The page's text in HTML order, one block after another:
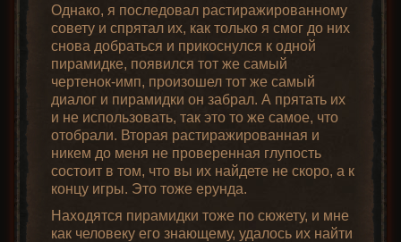
Однако, я последовал растиражированному
совету и спрятал их, как только я смог до них
снова добраться и прикоснулся к одной
пирамидке, появился тот же самый
чертенок-имп, произошел тот же самый
диалог и пирамидки он забрал. А прятать их
и не использовать, так это то же самое, что
отобрали. Вторая растиражированная и
никем до меня не проверенная глупость
состоит в том, что вы их найдете не скоро, а к
концу игры. Это тоже ерунда.
Находятся пирамидки тоже по сюжету, и мне
как человеку его знающему, удалось их найти